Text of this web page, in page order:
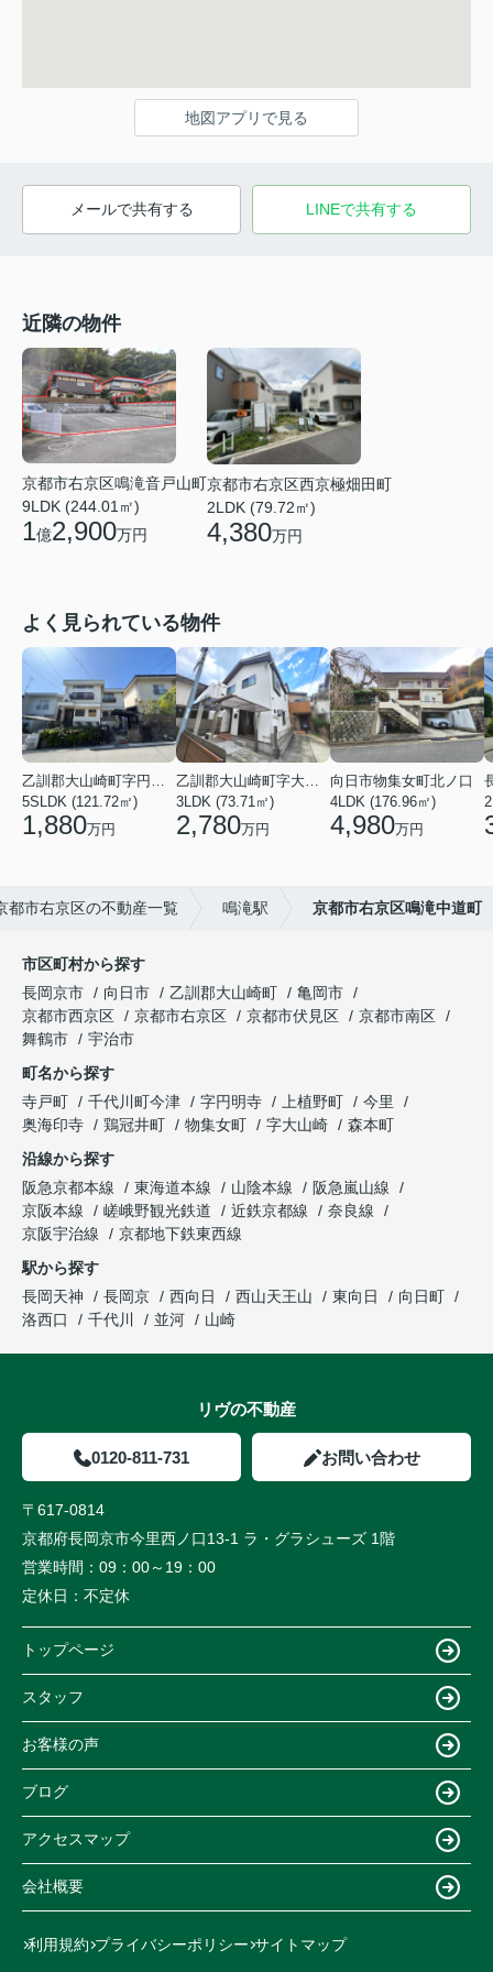
地図アプリで見る
メールで共有する LINEで共有する
近隣の物件
京都市右京区鳴滝音戸山町
9LDK (244.01㎡)
1億2,900万円
京都市右京区西京極畑田町
2LDK (79.72㎡)
4,380万円
よく見られている物件
5SLDK (121.72㎡)
1,880万円
3LDK (73.71㎡)
2,780万円
向日市物集女町北ノ口
4LDK (176.96㎡)
4,980万円
都市右京区の不動産一覧 鳴滝駅 京都市右京区鳴滝中道町
市区町村から探す
長岡京市
向日市 乙訓郡大山崎町
亀岡市
京都市西京区
京都市右京区 京都市伏見区
京都市南区
舞鶴市
宇治市
町名から探す
寺戸町
千代川町今津 字円明寺 上植野町
今里
奥海印寺
鶏冠井町 物集女町 字大山崎
森本町
沿線から探す
阪急京都本線
東海道本線 山陰本線
阪急嵐山線
京阪本線
嵯峨野観光鉄道 近鉄京都線
奈良線
京阪宇治線
京都地下鉄東西線
駅から探す
長岡天神
長岡京 西向日 西山天王山 東向日
向日町
洛西口
千代川 並河 山崎
リヴの不動産
0120-811-731 お問い合わせ
〒617-0814
京都府長岡京市今里西ノ口13-1 ラ・グラシューズ 1階
営業時間： 09：00～19：00
定休日： 不定休
トップページ
スタッフ
お客様の声
ブログ
アクセスマップ
会社概要
利用規約 プライバシーポリシー サイトマップ